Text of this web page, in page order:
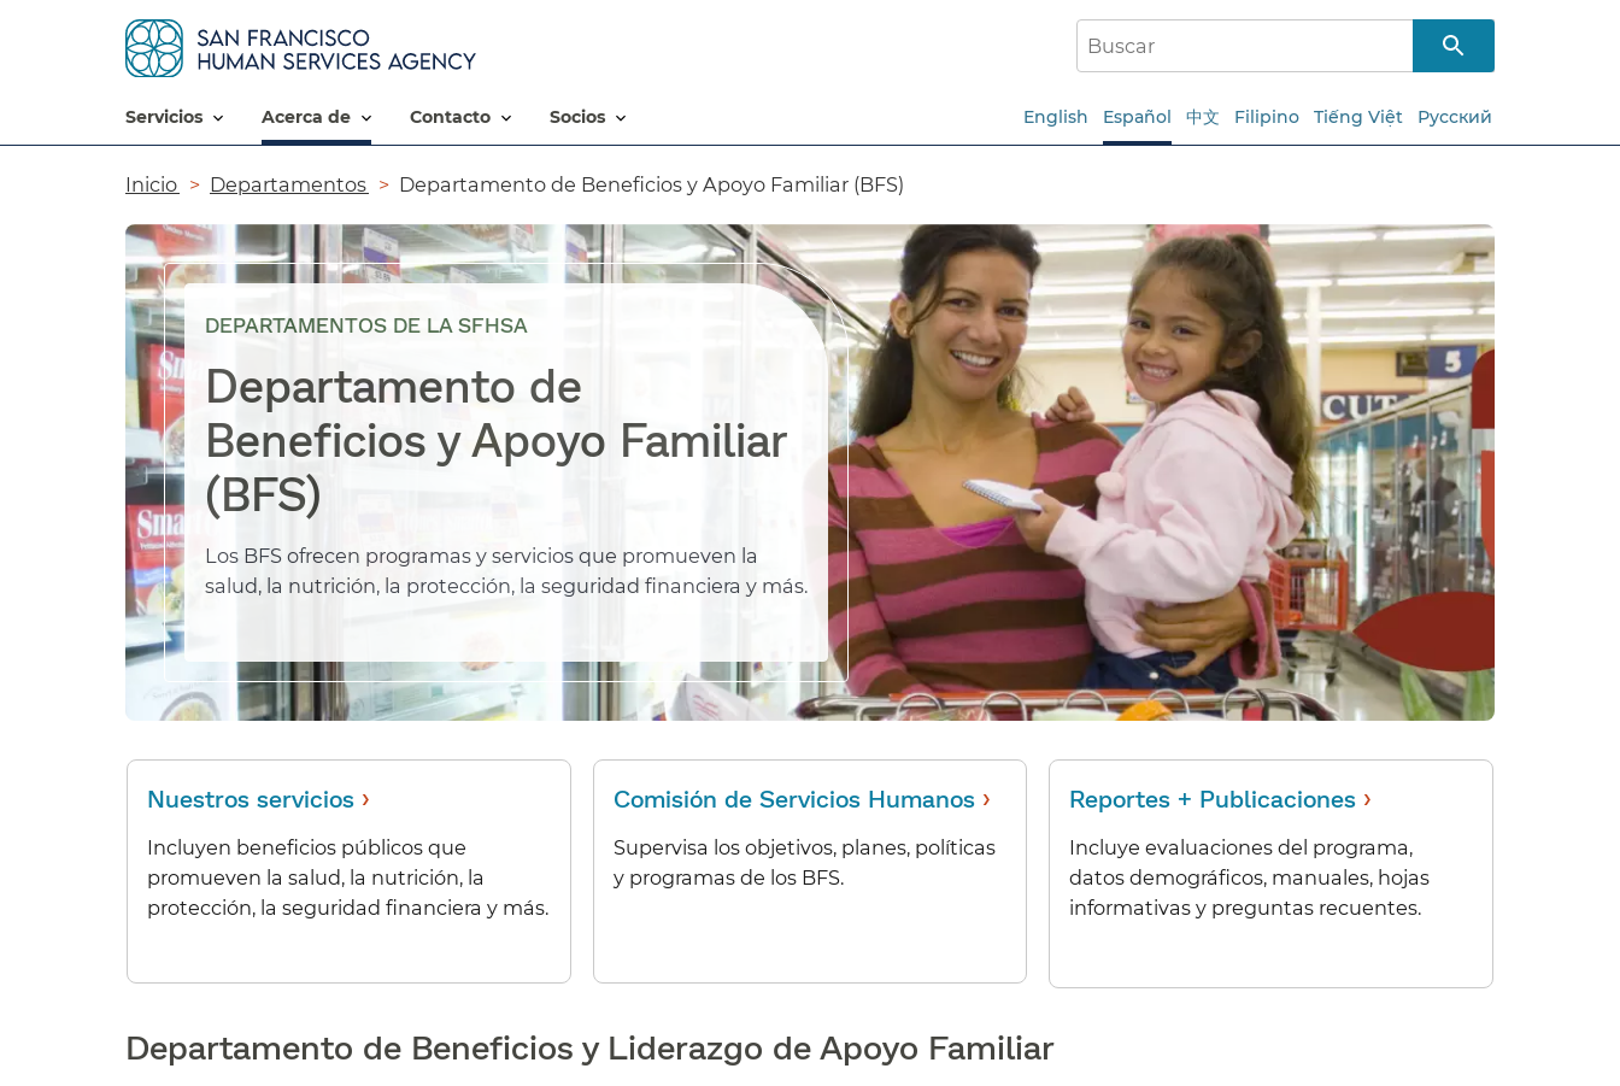
servicios​​ acerca de​​ contacto​​ socios​​ English Español 中文 Filipino Tiếng Việt Русский
Ruta
de
navegación​​
Inicio​​ Departamentos​​ Departamento de Beneficios y Apoyo Familiar (BFS)​​
DEPARTAMENTOS DE LA SFHSA
Departamento de
Beneficios y Apoyo Familiar
(BFS)​​
Los BFS ofrecen programas y servicios que promueven la
salud, la nutrición, la protección, la seguridad financiera y más.​​
Nuestros servicios ›
Incluyen beneficios públicos que
promueven la salud, la nutrición, la
protección, la seguridad financiera y más.​​
Comisión de Servicios Humanos ›
Supervisa los objetivos, planes, políticas
y programas de los BFS.​​
Reportes + Publicaciones ›
Incluye evaluaciones del programa,
datos demográficos, manuales, hojas
informativas y preguntas recuentes.​​
Departamento de Beneficios y Liderazgo de Apoyo Familiar​​